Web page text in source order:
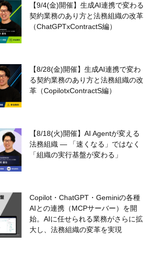
【9/4(金)開催】生成AI連携で変わる
契約業務のあり方と法務組織の改革
（ChatGPTxContractS編）
【8/28(金)開催】生成AI連携で変わ
る契約業務のあり方と法務組織の改
革（CopilotxContractS編）
【8/18(火)開催】AI Agentが変える
法務組織 — 「速くなる」ではなく
「組織の実行基盤が変わる」
Copilot・ChatGPT・Geminiの各種
AIとの連携（MCPサーバー）を開
始。AIに任せられる業務がさらに拡
大し、法務組織の変革を実現